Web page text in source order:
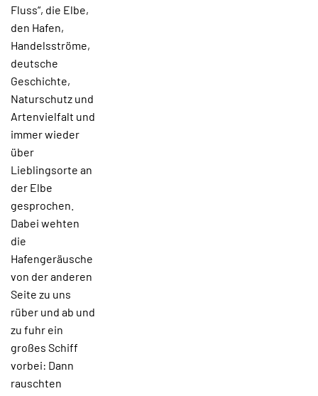
Fluss“, die Elbe,
den Hafen,
Handelsströme,
deutsche
Geschichte,
Naturschutz und
Artenvielfalt und
immer wieder
über
Lieblingsorte an
der Elbe
gesprochen.
Dabei wehten
die
Hafengeräusche
von der anderen
Seite zu uns
rüber und ab und
zu fuhr ein
großes Schiff
vorbei: Dann
rauschten